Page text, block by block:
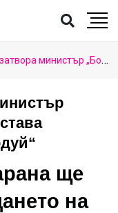
Росен Христов става директор на АЕЦ „Козлодуй“
ще
на